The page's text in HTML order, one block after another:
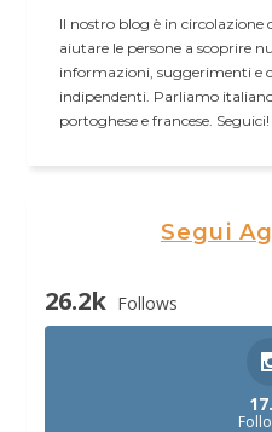
Il nostro blog è in circolazione
aiutare le persone a scoprire
informazioni, suggerimenti e
indipendenti. Parliamo
portoghese e francese. Seguici!
Segui
26.2k Follows